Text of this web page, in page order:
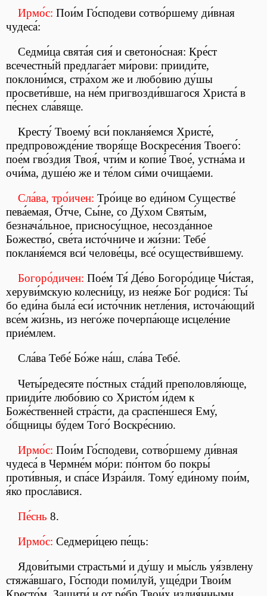
Ирмо́с: Пои́м Го́сподеви сотво́ршему ди́вная
чудеса́:
Седми́ца свята́я сия́ и светоно́сная: Кре́ст
всечестны́й предлага́ет ми́рови: прииди́те,
поклони́мся, стра́хом же и любо́вию ду́шы
просвети́вше, на не́м пригвозди́вшагося Христа́ в
пе́снех сла́вяще.
Кресту́ Твоему́ вси́ покланя́емся Христе́,
предпровожде́ние творя́ще Воскресе́ния Твоего́:
пое́м гво́здия Твоя́, чти́м и копие́ Твое́, устна́ма и
очи́ма, душе́ю же и те́лом си́ми очища́еми.
Сла́ва, тро́ичен: Тро́ице во еди́ном Существе́
пева́емая, О́тче, Сы́не, со Ду́хом Святы́м,
безнача́льное, присносу́щное, несозда́нное
Божество́, све́та исто́чниче и жи́зни: Тебе́
покланя́емся вси́ челове́цы, все́ осуществи́вшему.
Богоро́дичен: Пое́м Тя́ Де́во Богоро́дице Чи́стая,
херуви́мскую колесни́цу, из нея́же Бо́г роди́ся: Ты́
бо еди́на была́ еси́ исто́чник нетле́ния, источа́ющий
все́м жи́знь, из него́же почерпа́юще исцеле́ние
прие́млем.
Сла́ва Тебе́ Бо́же на́ш, сла́ва Тебе́.
Четы́редесяте по́стных ста́дий преполовля́юще,
прииди́те любо́вию со Христо́м и́дем к
Боже́ственней стра́сти, да сраспе́ншеся Ему́,
о́бщницы бу́дем Того́ Воскре́снию.
Ирмо́с: Пои́м Го́сподеви, сотво́ршему ди́вная
чудеса́ в Чермне́м мо́ри: по́нтом бо покры́
проти́вныя, и спа́се Изра́иля. Тому́ еди́ному пои́м,
я́ко просла́вися.
Пе́снь 8.
Ирмо́с: Седмери́цею пе́щь:
Ядови́тыми страстьми́ и ду́шу и мы́сль уя́звлену
стяжа́вшаго, Го́споди поми́луй, уще́дри Твои́м